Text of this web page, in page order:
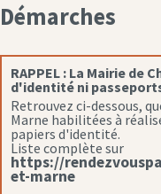
Démarches
RAPPEL : La Mairie de
d'identité ni
Retrouvez ci-dessous,
Marne habilitées à
papiers d'identité.
Liste complète sur
https://
et-marne